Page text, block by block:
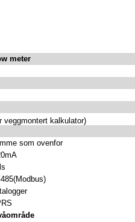
meter
veggmontert kalkulator)
som ovenfor